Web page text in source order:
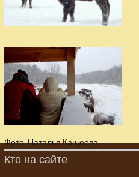
Фото: Наталья Кащеева
Кто на сайте